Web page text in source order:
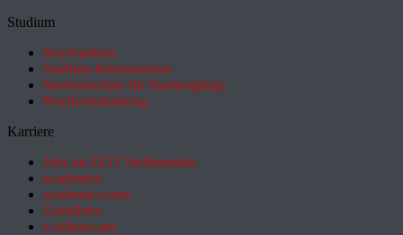
Studium
HeyStudium
Studium-Interessentest
Suchmaschine für Studiengänge
Hochschulranking
Karriere
Jobs im ZEIT Stellenmarkt
academics
academics.com
GoodJobs
e-fellows.net